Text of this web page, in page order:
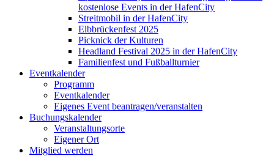
kostenlose Events in der HafenCity
Streitmobil in der HafenCity
Elbbrückenfest 2025
Picknick der Kulturen
Headland Festival 2025 in der HafenCity
Familienfest und Fußballturnier
Eventkalender
Programm
Eventkalender
Eigenes Event beantragen/veranstalten
Buchungskalender
Veranstaltungsorte
Eigener Ort
Mitglied werden